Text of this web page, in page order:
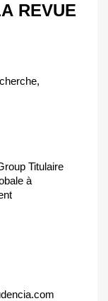
REVUE
Titulaire
à